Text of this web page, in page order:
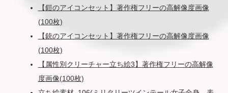
【鎧のアイコンセット】著作権フリーの高解像度画像
(100枚)
【銃のアイコンセット】著作権フリーの高解像度画像
(100枚)
【属性別クリーチャー立ち絵3】著作権フリーの高解像
度画像(100枚)